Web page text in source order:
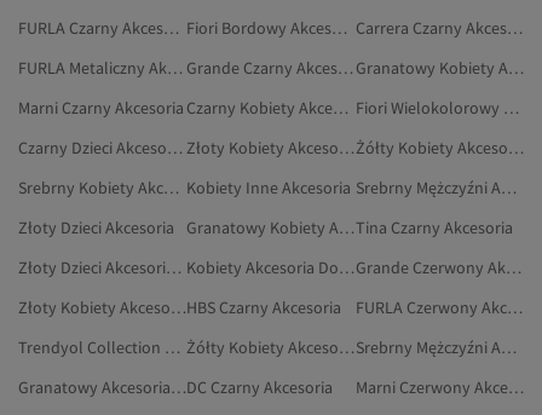
FURLA Czarny Akcesoria
Fiori Bordowy Akcesoria
Carrera Czarny Akcesoria
FURLA Metaliczny Akcesoria
Grande Czarny Akcesoria
Granatowy Kobiety Akcesoria
Marni Czarny Akcesoria
Czarny Kobiety Akcesoria Do Włosów
Fiori Wielokolorowy Akcesoria
Czarny Dzieci Akcesoria Do Włosów
Złoty Kobiety Akcesoria
Żółty Kobiety Akcesoria
Srebrny Kobiety Akcesoria Do Włosów Kobiety Inne Akcesoria
Srebrny Mężczyźni Akcesoria
Złoty Dzieci Akcesoria
Granatowy Kobiety Akcesoria Do WłosówTina Czarny Akcesoria
Złoty Dzieci Akcesoria Do Włosów
Kobiety Akcesoria Do Włosów
Grande Czerwony Akcesoria
Złoty Kobiety Akcesoria Do WłosówHBS Czarny Akcesoria
FURLA Czerwony Akcesoria
Trendyol Collection Czarny Akcesoria
Żółty Kobiety Akcesoria Do Włosów
Srebrny Mężczyźni Akcesoria Do Włosów
Granatowy Akcesoria Do WłosówDC Czarny Akcesoria
Marni Czerwony Akcesoria